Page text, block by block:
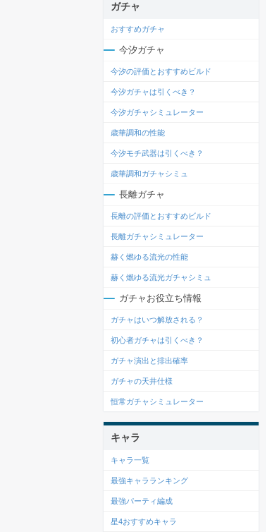
ガチャ
おすすめガチャ
今汐ガチャ
今汐の評価とおすすめビルド
今汐ガチャは引くべき？
今汐ガチャシミュレーター
歳華調和の性能
今汐モチ武器は引くべき？
歳華調和ガチャシミュ
長離ガチャ
長離の評価とおすすめビルド
長離ガチャシミュレーター
赫く燃ゆる流光の性能
赫く燃ゆる流光ガチャシミュ
ガチャお役立ち情報
ガチャはいつ解放される？
初心者ガチャは引くべき？
ガチャ演出と排出確率
ガチャの天井仕様
恒常ガチャシミュレーター
キャラ
キャラ一覧
最強キャラランキング
最強パーティ編成
星4おすすめキャラ